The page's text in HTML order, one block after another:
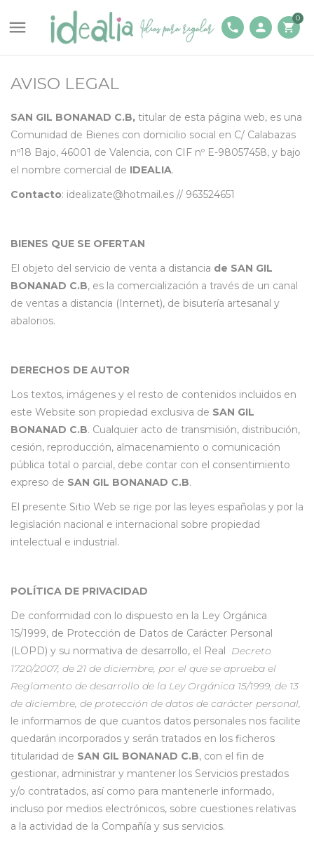
 phone person shopping_cart
0
AVISO LEGAL
SAN GIL BONANAD C.B, titular de esta página web, es una
Comunidad de Bienes con domicilio social en C/ Calabazas
nº18 Bajo, 46001 de Valencia, con CIF nº E-98057458, y bajo
el nombre comercial de IDEALIA.
Contacto: idealizate@hotmail.es // 963524651
BIENES QUE SE OFERTAN
El objeto del servicio de venta a distancia de SAN GIL
BONANAD C.B, es la comercialización a través de un canal
de ventas a distancia (Internet), de bisutería artesanal y
abalorios.
DERECHOS DE AUTOR
Los textos, imágenes y el resto de contenidos incluidos en
este Website son propiedad exclusiva de SAN GIL
BONANAD C.B. Cualquier acto de transmisión, distribución,
cesión, reproducción, almacenamiento o comunicación
pública total o parcial, debe contar con el consentimiento
expreso de SAN GIL BONANAD C.B.
El presente Sitio Web se rige por las leyes españolas y por la
legislación nacional e internacional sobre propiedad
intelectual e industrial.
POLÍTICA DE PRIVACIDAD
De conformidad con lo dispuesto en la Ley Orgánica
15/1999, de Protección de Datos de Carácter Personal
(LOPD) y su normativa de desarrollo, el Real Decreto
1720/2007, de 21 de diciembre, por el que se aprueba el
Reglamento de desarrollo de la Ley Orgánica 15/1999, de 13
de diciembre, de protección de datos de carácter personal,
le informamos de que cuantos datos personales nos facilite
quedarán incorporados y serán tratados en los ficheros
titularidad de SAN GIL BONANAD C.B, con el fin de
gestionar, administrar y mantener los Servicios prestados
y/o contratados, así como para mantenerle informado,
incluso por medios electrónicos, sobre cuestiones relativas
a la actividad de la Compañía y sus servicios.